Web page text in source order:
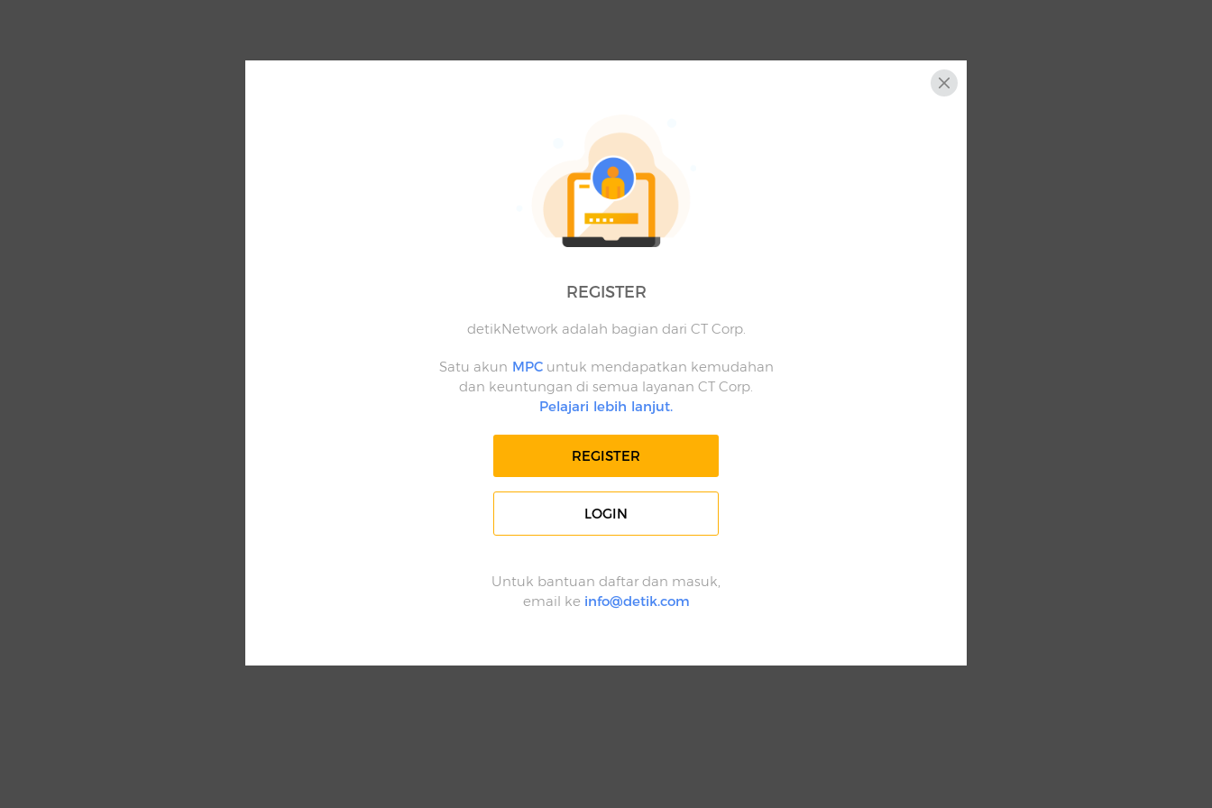
REGISTER
detikNetwork adalah bagian dari CT Corp.
Satu akun MPCuntuk mendapatkan kemudahan
dan keuntungan di semua layanan CT Corp.
Pelajari lebih lanjut.
REGISTER
LOGIN
Untuk bantuan daftar dan masuk,
email ke info@detik.com